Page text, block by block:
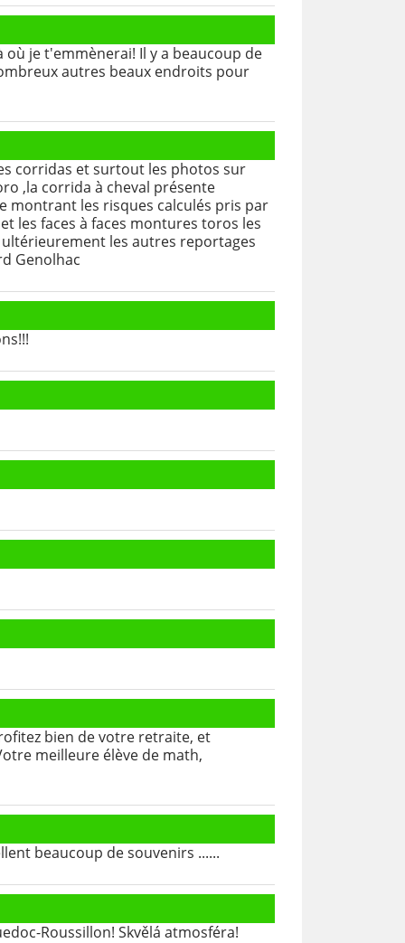
je t'emmènerai! Il y a beaucoup de
autres beaux endroits pour
corridas et surtout les photos sur
,la corrida à cheval présente
montrant les risques calculés pris par
les faces à faces montures toros les
les autres reportages
Genolhac
bien de votre retraite, et
meilleure élève de math,
beaucoup de souvenirs ......
Roussillon! Skvělá atmosféra!